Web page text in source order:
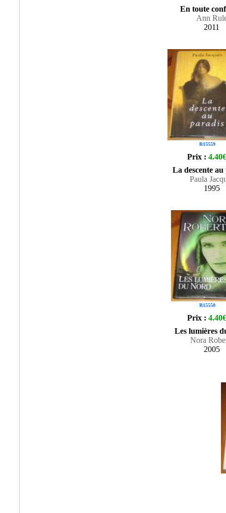
En toute
Ann
2011
R15559
Prix : 4.40€
La descente
Paula
1995
R15550
Prix : 4.40€
Les lumières
Nora
2005